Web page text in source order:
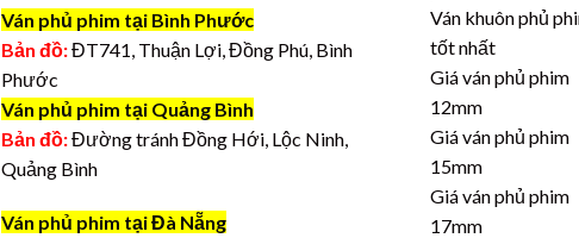
Ván phủ phim tại Bình Phước
Bản đồ:ĐT741, Thuận Lợi, Đồng Phú, Bình
Phước
Ván phủ phim tại Quảng Bình
Bản đồ:Đường tránh Đồng Hới, Lộc Ninh,
Quảng Bình
Ván phủ phim tại Đà Nẵng
Ván khuôn phủ
tốt nhất
Giá ván phủ phim
12mm
Giá ván phủ phim
15mm
Giá ván phủ phim
17mm